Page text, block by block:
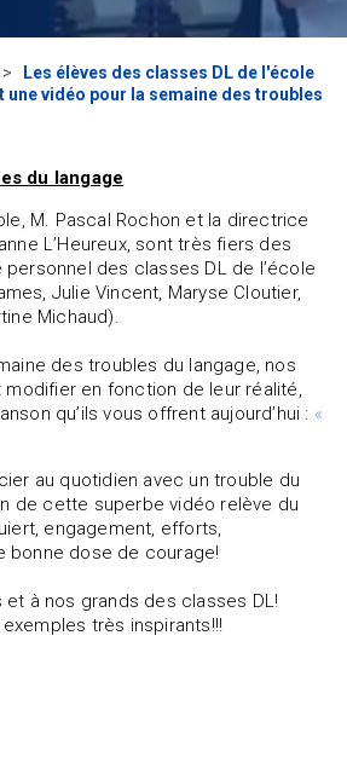
Les élèves des classes DL de l'école
une vidéo pour la semaine des troubles
du langage
M. Pascal Rochon et la directrice
L’Heureux, sont très fiers des
des classes DL de l’école
Julie Vincent, Maryse Cloutier,
Michaud).
des troubles du langage, nos
en fonction de leur réalité,
qu’ils vous offrent aujourd’hui : «
au quotidien avec un trouble du
de cette superbe vidéo relève du
engagement, efforts,
bonne dose de courage!
et à nos grands des classes DL!
très inspirants!!!